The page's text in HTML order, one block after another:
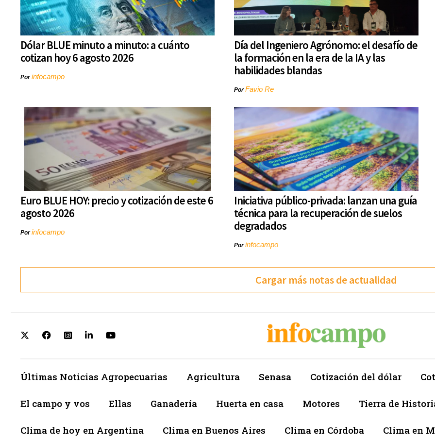
Dólar BLUE minuto a minuto: a cuánto
cotizan hoy 6 agosto 2026
Porinfocampo
Día del Ingeniero Agrónomo: el desafío de
la formación en la era de la IA y las
habilidades blandas
PorFavio Re
Euro BLUE HOY: precio y cotización de este 6
agosto 2026
Porinfocampo
Iniciativa público-privada: lanzan una guía
técnica para la recuperación de suelos
degradados
Porinfocampo
Cargar más notas de actualidad
Últimas Noticias Agropecuarias Agricultura Senasa Cotización del dólar
El campo y vos Ellas Ganadería Huerta en casa Motores Tierra de
Clima de hoy en Argentina Clima en Buenos Aires Clima en Córdoba Clima en